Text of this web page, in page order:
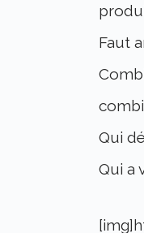
Faut
Qui
Qui a